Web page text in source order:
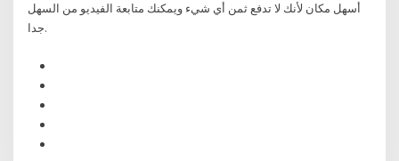
أسهل مكان لأنك لا تدفع ثمن أي شيء ويمكنك متابعة الفيديو من السهل
جدا.